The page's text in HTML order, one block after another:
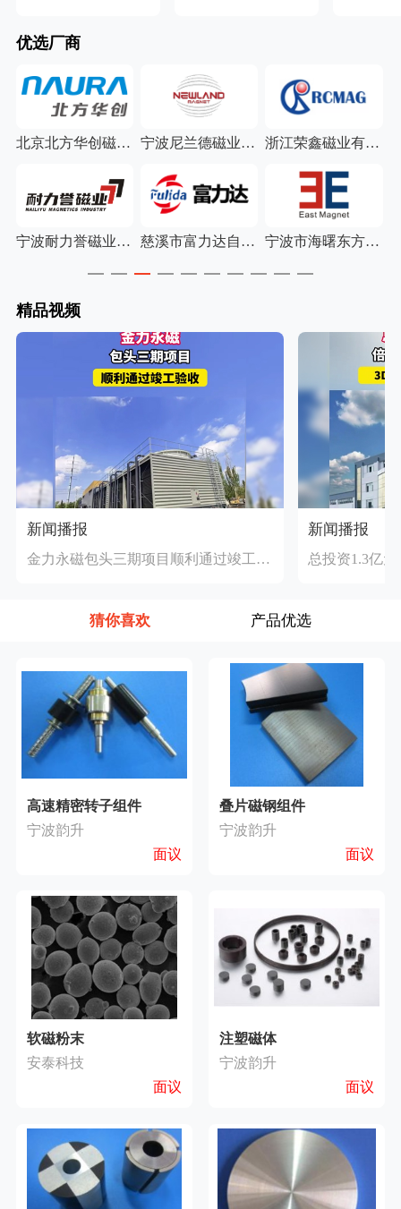
优选厂商
杭州铭哲磁电科技有限公司 厦门诺博视科技有限公司 宁波美固力磁电有限公司
宁波金坦磁业有限公司 青岛高测科技股份有限公司 徐州振丰超声电子有限公司
精品视频
新闻播报
金力永磁包头三期项目顺利通过竣工验收
新闻播报
猜你喜欢 产品优选
高速精密转子组件
宁波韵升
面议
叠片磁钢组件
宁波韵升
面议
软磁粉末
安泰科技
面议
注塑磁体
宁波韵升
面议